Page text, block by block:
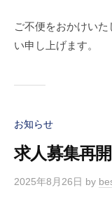
ご不便をおかけい
い申し上げます。
お知らせ
求人募集再
2025年8月26日 by